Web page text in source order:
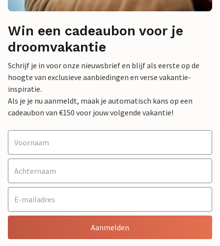
Win een cadeaubon voor je
droomvakantie
Schrijf je in voor onze nieuwsbrief en blijf als eerste op de
hoogte van exclusieve aanbiedingen en verse vakantie-
inspiratie.
Als je je nu aanmeldt, maak je automatisch kans op een
cadeaubon van €150 voor jouw volgende vakantie!
Aanmelden